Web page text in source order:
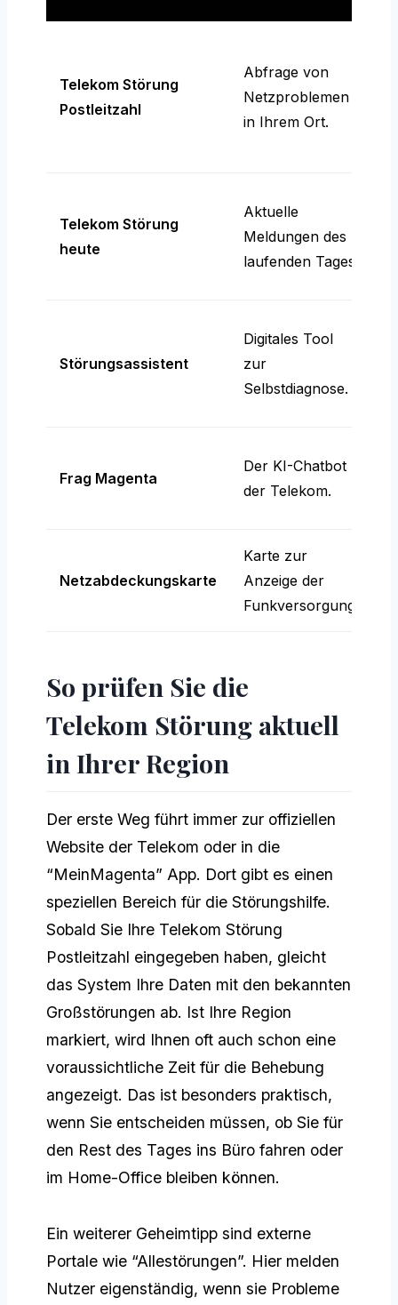
Telekom Störung
Postleitzahl
Abfrage von
Netzproblemen
in Ihrem Ort.
Telekom Störung
heute
Aktuelle
Meldungen des
laufenden Tages.
Störungsassistent
Digitales Tool
zur
Selbstdiagnose.
Frag Magenta
Der KI-Chatbot
der Telekom.
Netzabdeckungskarte
Karte zur
Anzeige der
Funkversorgung.
So prüfen Sie die
Telekom Störung aktuell
in Ihrer Region
Der erste Weg führt immer zur offiziellen
Website der Telekom oder in die
“MeinMagenta” App. Dort gibt es einen
speziellen Bereich für die Störungshilfe.
Sobald Sie Ihre Telekom Störung
Postleitzahl eingegeben haben, gleicht
das System Ihre Daten mit den bekannten
Großstörungen ab. Ist Ihre Region
markiert, wird Ihnen oft auch schon eine
voraussichtliche Zeit für die Behebung
angezeigt. Das ist besonders praktisch,
wenn Sie entscheiden müssen, ob Sie für
den Rest des Tages ins Büro fahren oder
im Home-Office bleiben können.
Ein weiterer Geheimtipp sind externe
Portale wie “Allestörungen”. Hier melden
Nutzer eigenständig, wenn sie Probleme